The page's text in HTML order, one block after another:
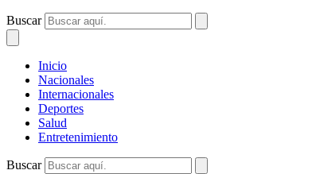
Buscar
Inicio
Nacionales
Internacionales
Deportes
Salud
Entretenimiento
Buscar